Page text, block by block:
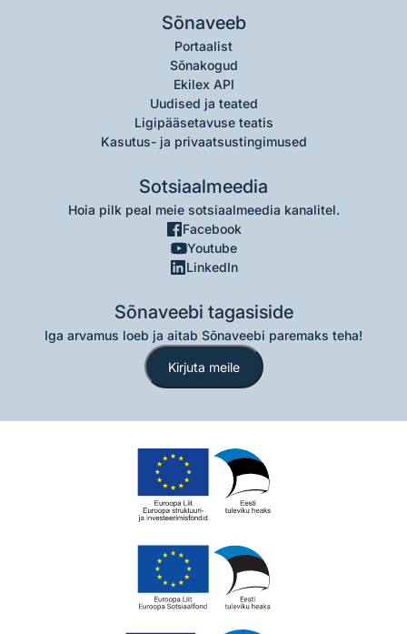
Sõnaveeb
Portaalist
Sõnakogud
Ekilex API
Uudised ja teated
Ligipääsetavuse teatis
Kasutus- ja privaatsustingimused
Sotsiaalmeedia
Hoia pilk peal meie sotsiaalmeedia kanalitel.
Facebook
Youtube
LinkedIn
Sõnaveebi tagasiside
Iga arvamus loeb ja aitab Sõnaveebi paremaks teha!
Kirjuta meile